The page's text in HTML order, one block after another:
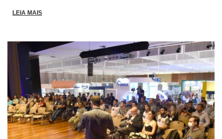
LEIA MAIS